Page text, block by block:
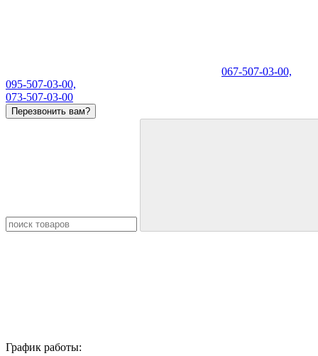
067-507-03-00,
095-507-03-00,
073-507-03-00
Перезвонить вам?
График работы: